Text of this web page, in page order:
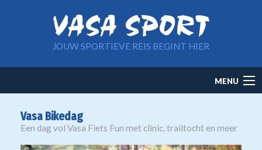
JOUW SPORTIEVE REIS BEGINT HIER
navigation
MENU
Vasa Bikedag
Een dag vol Vasa Fiets Fun met clinic, trailtocht en meer